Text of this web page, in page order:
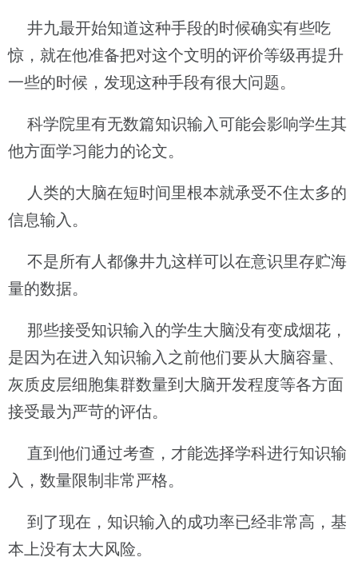
井九最开始知道这种手段的时候确实有些吃
惊，就在他准备把对这个文明的评价等级再提升
一些的时候，发现这种手段有很大问题。
科学院里有无数篇知识输入可能会影响学生其
他方面学习能力的论文。
人类的大脑在短时间里根本就承受不住太多的
信息输入。
不是所有人都像井九这样可以在意识里存贮海
量的数据。
那些接受知识输入的学生大脑没有变成烟花，
是因为在进入知识输入之前他们要从大脑容量、
灰质皮层细胞集群数量到大脑开发程度等各方面
接受最为严苛的评估。
直到他们通过考查，才能选择学科进行知识输
入，数量限制非常严格。
到了现在，知识输入的成功率已经非常高，基
本上没有太大风险。